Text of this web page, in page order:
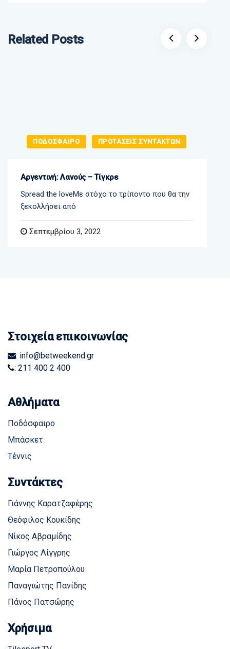
Related Posts
ΠΟΔΟΣΦΑΙΡΟ ΠΡΟΤΑΣΕΙΣ ΣΥΝΤΑΚΤΩΝ
Αργεντινή: Λανούς – Τίγκρε
Spread the loveΜε στόχο το τρίποντο που θα την
ξεκολλήσει από
Σεπτεμβρίου 3, 2022
Στοιχεία επικοινωνίας
: info@betweekend.gr
: 211 400 2 400
Αθλήματα
Ποδόσφαιρο
Μπάσκετ
Τέννις
Συντάκτες
Γιάννης Καρατζαφέρης
Θεόφιλος Κουκίδης
Νίκος Αβραμίδης
Γιώργος Λίγγρης
Μαρία Πετροπούλου
Παναγιώτης Πανίδης
Πάνος Πατσώρης
Χρήσιμα